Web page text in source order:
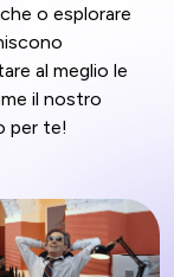
o esplorare
al meglio le
il nostro
per te!